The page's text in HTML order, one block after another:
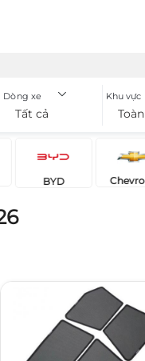
Dòng xe
Tất cả
Khu vực
BYD